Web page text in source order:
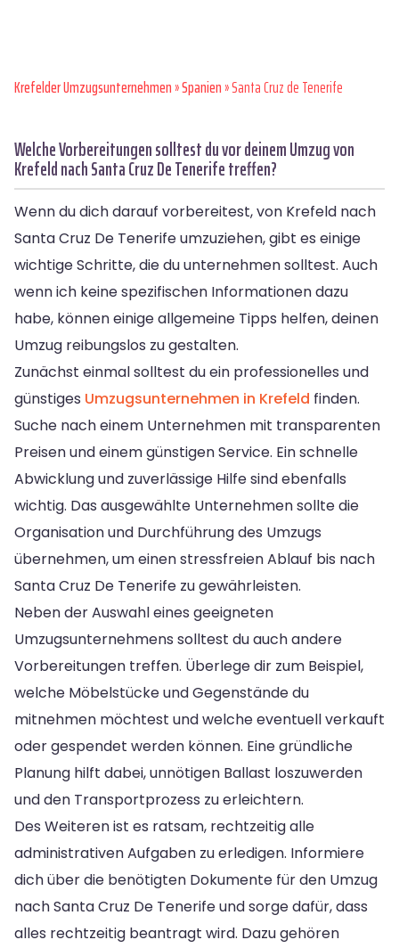
Krefelder Umzugsunternehmen»Spanien» Santa Cruz de Tenerife
Welche Vorbereitungen solltest du vor deinem Umzug von
Krefeld nach Santa Cruz De Tenerife treffen?
Wenn du dich darauf vorbereitest, von Krefeld nach
Santa Cruz De Tenerife umzuziehen, gibt es einige
wichtige Schritte, die du unternehmen solltest. Auch
wenn ich keine spezifischen Informationen dazu
habe, können einige allgemeine Tipps helfen, deinen
Umzug reibungslos zu gestalten.
Zunächst einmal solltest du ein professionelles und
günstiges Umzugsunternehmen in Krefeld finden.
Suche nach einem Unternehmen mit transparenten
Preisen und einem günstigen Service. Ein schnelle
Abwicklung und zuverlässige Hilfe sind ebenfalls
wichtig. Das ausgewählte Unternehmen sollte die
Organisation und Durchführung des Umzugs
übernehmen, um einen stressfreien Ablauf bis nach
Santa Cruz De Tenerife zu gewährleisten.
Neben der Auswahl eines geeigneten
Umzugsunternehmens solltest du auch andere
Vorbereitungen treffen. Überlege dir zum Beispiel,
welche Möbelstücke und Gegenstände du
mitnehmen möchtest und welche eventuell verkauft
oder gespendet werden können. Eine gründliche
Planung hilft dabei, unnötigen Ballast loszuwerden
und den Transportprozess zu erleichtern.
Des Weiteren ist es ratsam, rechtzeitig alle
administrativen Aufgaben zu erledigen. Informiere
dich über die benötigten Dokumente für den Umzug
nach Santa Cruz De Tenerife und sorge dafür, dass
alles rechtzeitig beantragt wird. Dazu gehören